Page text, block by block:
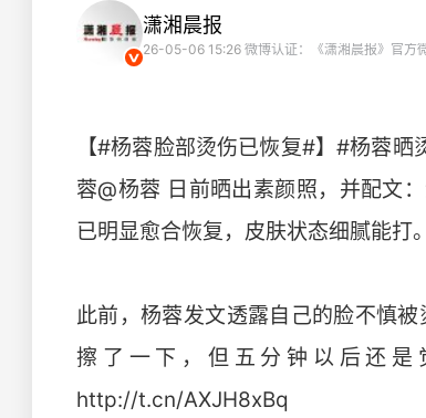
潇湘晨报
26-05-06 15:26 微博认证：《潇湘晨报》官方
【#杨蓉脸部烫伤已恢复#】#杨蓉
蓉@杨蓉 日前晒出素颜照，并配文
已明显愈合恢复，皮肤状态细腻能打。
此前，杨蓉发文透露自己的脸不慎
擦了一下，但五分钟以后还
http://t.cn/AXJH8xBq